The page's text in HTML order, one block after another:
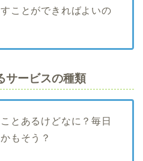
ことができればよいの
サービスの種類
とあるけどなに？毎日
もそう？